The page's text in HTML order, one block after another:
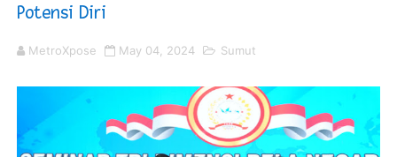
PT ASDP Cabang Ambon Siap Dukung Program Bank
Potensi Diri
MetroXpose May 04, 2024 Sumut